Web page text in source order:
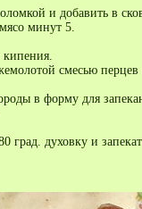
и добавить в
минут 5.
кипения.
смесью
в форму для
град. духовку и